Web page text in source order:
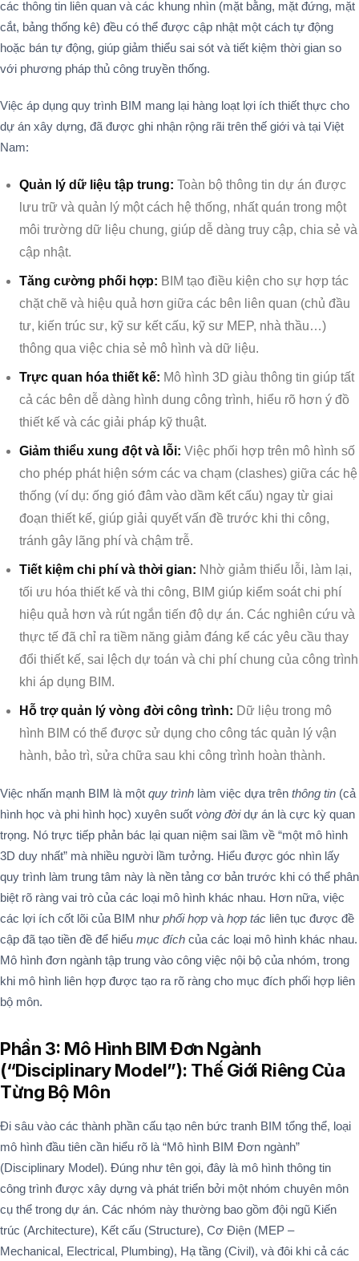
các thông tin liên quan và các khung nhìn (mặt bằng, mặt đứng, mặt
cắt, bảng thống kê) đều có thể được cập nhật một cách tự động
hoặc bán tự động, giúp giảm thiểu sai sót và tiết kiệm thời gian so
với phương pháp thủ công truyền thống.
Việc áp dụng quy trình BIM mang lại hàng loạt lợi ích thiết thực cho
dự án xây dựng, đã được ghi nhận rộng rãi trên thế giới và tại Việt
Nam:
Quản lý dữ liệu tập trung: Toàn bộ thông tin dự án được
lưu trữ và quản lý một cách hệ thống, nhất quán trong một
môi trường dữ liệu chung, giúp dễ dàng truy cập, chia sẻ và
cập nhật.
Tăng cường phối hợp: BIM tạo điều kiện cho sự hợp tác
chặt chẽ và hiệu quả hơn giữa các bên liên quan (chủ đầu
tư, kiến trúc sư, kỹ sư kết cấu, kỹ sư MEP, nhà thầu…)
thông qua việc chia sẻ mô hình và dữ liệu.
Trực quan hóa thiết kế: Mô hình 3D giàu thông tin giúp tất
cả các bên dễ dàng hình dung công trình, hiểu rõ hơn ý đồ
thiết kế và các giải pháp kỹ thuật.
Giảm thiểu xung đột và lỗi: Việc phối hợp trên mô hình số
cho phép phát hiện sớm các va chạm (clashes) giữa các hệ
thống (ví dụ: ống gió đâm vào dầm kết cấu) ngay từ giai
đoạn thiết kế, giúp giải quyết vấn đề trước khi thi công,
tránh gây lãng phí và chậm trễ.
Tiết kiệm chi phí và thời gian: Nhờ giảm thiểu lỗi, làm lại,
tối ưu hóa thiết kế và thi công, BIM giúp kiểm soát chi phí
hiệu quả hơn và rút ngắn tiến độ dự án. Các nghiên cứu và
thực tế đã chỉ ra tiềm năng giảm đáng kể các yêu cầu thay
đổi thiết kế, sai lệch dự toán và chi phí chung của công trình
khi áp dụng BIM.
Hỗ trợ quản lý vòng đời công trình: Dữ liệu trong mô
hình BIM có thể được sử dụng cho công tác quản lý vận
hành, bảo trì, sửa chữa sau khi công trình hoàn thành.
Việc nhấn mạnh BIM là một quy trình làm việc dựa trên thông tin (cả
hình học và phi hình học) xuyên suốt vòng đờidự án là cực kỳ quan
trọng. Nó trực tiếp phản bác lại quan niệm sai lầm về “một mô hình
3D duy nhất” mà nhiều người lầm tưởng. Hiểu được góc nhìn lấy
quy trình làm trung tâm này là nền tảng cơ bản trước khi có thể phân
biệt rõ ràng vai trò của các loại mô hình khác nhau. Hơn nữa, việc
các lợi ích cốt lõi của BIM như phối hợp và hợp tác liên tục được đề
cập đã tạo tiền đề để hiểu mục đích của các loại mô hình khác nhau.
Mô hình đơn ngành tập trung vào công việc nội bộ của nhóm, trong
khi mô hình liên hợp được tạo ra rõ ràng cho mục đích phối hợp liên
bộ môn.
Phần 3: Mô Hình BIM Đơn Ngành
(“Disciplinary Model”): Thế Giới Riêng Của
Từng Bộ Môn
Đi sâu vào các thành phần cấu tạo nên bức tranh BIM tổng thể, loại
mô hình đầu tiên cần hiểu rõ là “Mô hình BIM Đơn ngành”
(Disciplinary Model). Đúng như tên gọi, đây là mô hình thông tin
công trình được xây dựng và phát triển bởi một nhóm chuyên môn
cụ thể trong dự án. Các nhóm này thường bao gồm đội ngũ Kiến
trúc (Architecture), Kết cấu (Structure), Cơ Điện (MEP –
Mechanical, Electrical, Plumbing), Hạ tầng (Civil), và đôi khi cả các